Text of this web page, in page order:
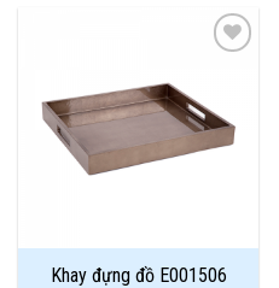
Add to
Wishlist
Khay đựng đồ E001506